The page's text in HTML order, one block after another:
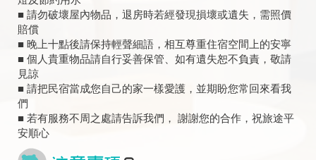
■ 請勿破壞屋內物品，退房時若經發現損壞或遺失，需照價
賠償
■ 晚上十點後請保持輕聲細語，相互尊重住宿空間上的安寧
■ 個人貴重物品請自行妥善保管、如有遺失恕不負責，敬請
見諒
■ 請把民宿當成您自己的家一樣愛護，並期盼您常回來看我
們
■ 若有服務不周之處請告訴我們， 謝謝您的合作，祝旅途平
安順心